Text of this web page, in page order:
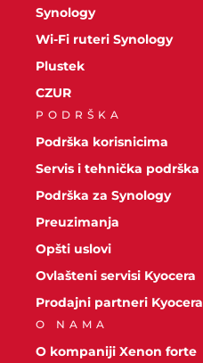
Synology
Wi-Fi ruteri Synology
Plustek
CZUR
PODRŠKA
Podrška korisnicima
Servis i tehnička podrška
Podrška za Synology
Preuzimanja
Opšti uslovi
Ovlašteni servisi Kyocera
Prodajni partneri Kyocera
O NAMA
O kompaniji Xenon forte